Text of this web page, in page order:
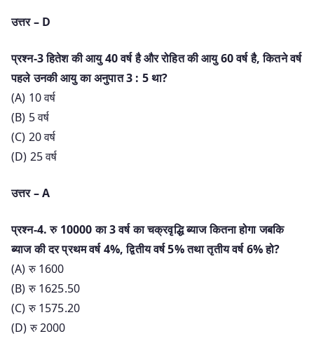
उत्तर – D
प्रश्न-3 हितेश की आयु 40 वर्ष है और रोहित की आयु 60 वर्ष है, कितने वर्ष
पहले उनकी आयु का अनुपात 3 : 5 था?
(A) 10 वर्ष
(B) 5 वर्ष
(C) 20 वर्ष
(D) 25 वर्ष
उत्तर – A
प्रश्न-4. रु 10000 का 3 वर्ष का चक्रवृद्धि ब्याज कितना होगा जबकि
ब्याज की दर प्रथम वर्ष 4%, द्वितीय वर्ष 5% तथा तृतीय वर्ष 6% हो?
(A) रु 1600
(B) रु 1625.50
(C) रु 1575.20
(D) रु 2000